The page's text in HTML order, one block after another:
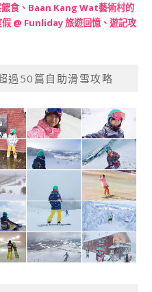
餵食、Baan Kang Wat藝術村的
@ Funliday 旅遊回憶、遊記攻
過50篇自助滑雪攻略